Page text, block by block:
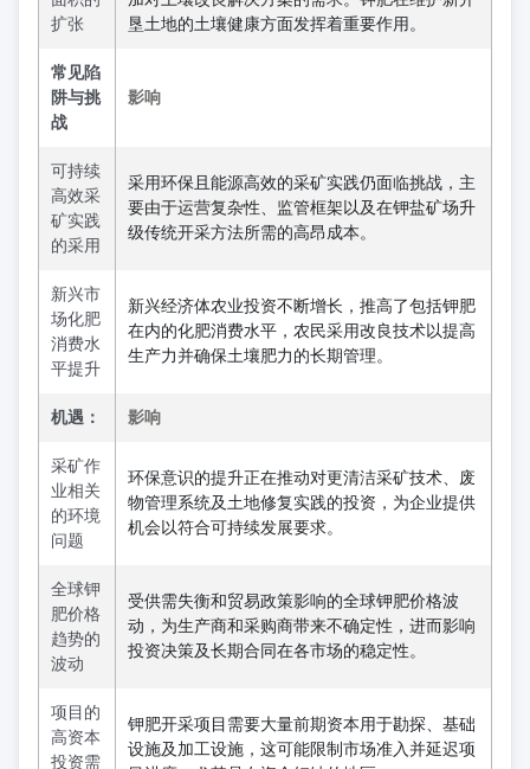
扩张
垦土地的土壤健康方面发挥着重要作用。
常见陷
阱与挑
战
影响
可持续
高效采
矿实践
的采用
采用环保且能源高效的采矿实践仍面临挑战，主
要由于运营复杂性、监管框架以及在钾盐矿场升
级传统开采方法所需的高昂成本。
新兴市
场化肥
消费水
平提升
新兴经济体农业投资不断增长，推高了包括钾肥
在内的化肥消费水平，农民采用改良技术以提高
生产力并确保土壤肥力的长期管理。
机遇： 影响
采矿作
业相关
的环境
问题
环保意识的提升正在推动对更清洁采矿技术、废
物管理系统及土地修复实践的投资，为企业提供
机会以符合可持续发展要求。
全球钾
肥价格
趋势的
波动
受供需失衡和贸易政策影响的全球钾肥价格波
动，为生产商和采购商带来不确定性，进而影响
投资决策及长期合同在各市场的稳定性。
项目的
高资本
投资需
钾肥开采项目需要大量前期资本用于勘探、基础
设施及加工设施，这可能限制市场准入并延迟项